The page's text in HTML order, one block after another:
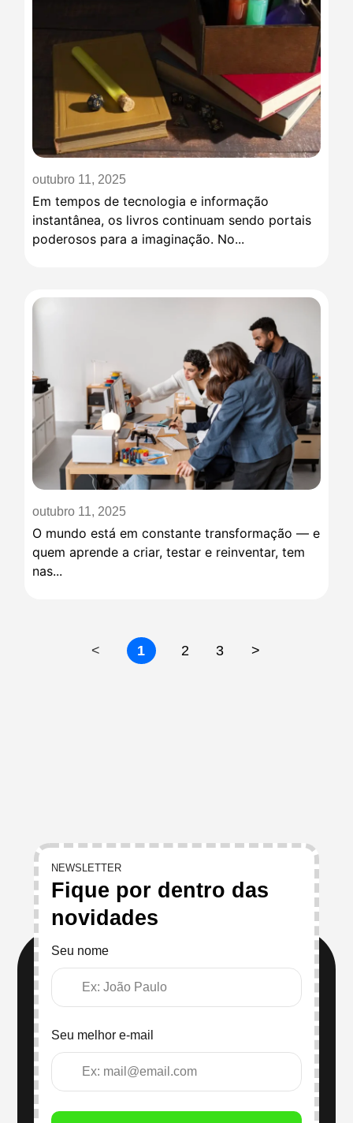
outubro 11, 2025
Em tempos de tecnologia e informação
instantânea, os livros continuam sendo portais
poderosos para a imaginação. No...
outubro 11, 2025
O mundo está em constante transformação — e
quem aprende a criar, testar e reinventar, tem
nas...
< 1 2 3 >
NEWSLETTER
Fique por dentro das
novidades
Seu nome
Seu melhor e-mail